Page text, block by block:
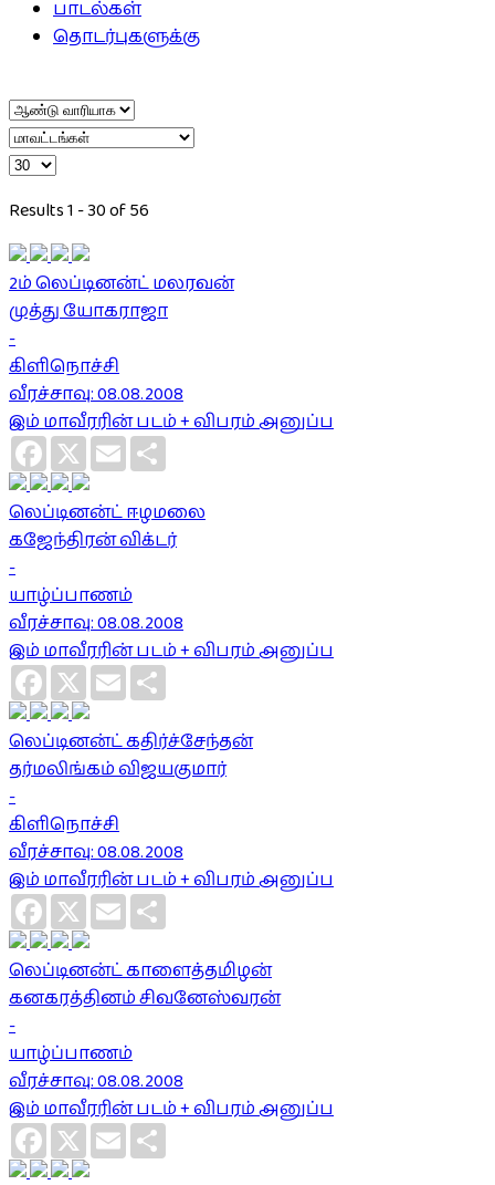
பாடல்கள்
தொடர்புகளுக்கு
Results 1 - 30 of 56
2ம் லெப்டினன்ட் மலரவன்
முத்து யோகராஜா
-
கிளிநொச்சி
வீரச்சாவு: 08.08.2008
இம் மாவீரரின் படம் + விபரம் அனுப்ப
Facebook
X Email
லெப்டினன்ட் ஈழமலை
கஜேந்திரன் விக்டர்
-
யாழ்ப்பாணம்
வீரச்சாவு: 08.08.2008
இம் மாவீரரின் படம் + விபரம் அனுப்ப
Facebook
X Email
லெப்டினன்ட் கதிர்ச்சேந்தன்
தர்மலிங்கம் விஜயகுமார்
-
கிளிநொச்சி
வீரச்சாவு: 08.08.2008
இம் மாவீரரின் படம் + விபரம் அனுப்ப
Facebook
X Email
லெப்டினன்ட் காளைத்தமிழன்
கனகரத்தினம் சிவனேஸ்வரன்
-
யாழ்ப்பாணம்
வீரச்சாவு: 08.08.2008
இம் மாவீரரின் படம் + விபரம் அனுப்ப
Facebook
X Email